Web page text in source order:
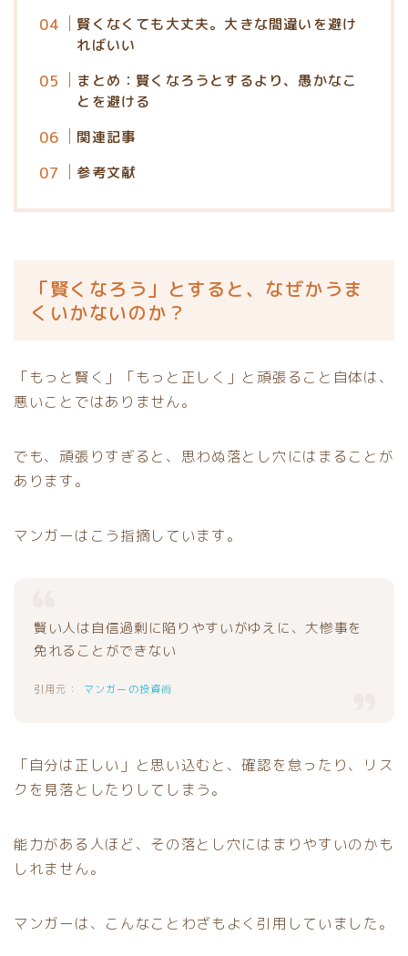
賢くなくても大丈夫。大きな間違いを避け
ればいい
まとめ：賢くなろうとするより、愚かなこ
とを避ける
関連記事
参考文献
「賢くなろう」とすると、なぜかうま
くいかないのか？
「もっと賢く」「もっと正しく」と頑張ること自体は、
悪いことではありません。
でも、頑張りすぎると、思わぬ落とし穴にはまることが
あります。
マンガーはこう指摘しています。
賢い人は自信過剰に陥りやすいがゆえに、大惨事を
免れることができない
マンガーの投資術
「自分は正しい」と思い込むと、確認を怠ったり、リス
クを見落としたりしてしまう。
能力がある人ほど、その落とし穴にはまりやすいのかも
しれません。
マンガーは、こんなことわざもよく引用していました。